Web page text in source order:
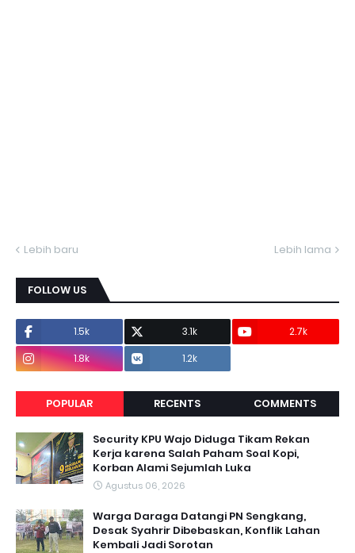
Lebih baru Lebih lama
FOLLOW US
1.5k 3.1k
2.7k
1.8k
1.2k
POPULAR RECENTS COMMENTS
Security KPU Wajo Diduga Tikam Rekan
Kerja karena Salah Paham Soal Kopi,
Korban Alami Sejumlah Luka
Agustus 06, 2026
Warga Daraga Datangi PN Sengkang,
Desak Syahrir Dibebaskan, Konflik Lahan
Kembali Jadi Sorotan